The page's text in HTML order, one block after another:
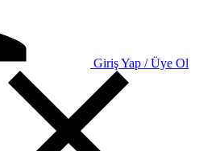
Giriş Yap / Üye Ol